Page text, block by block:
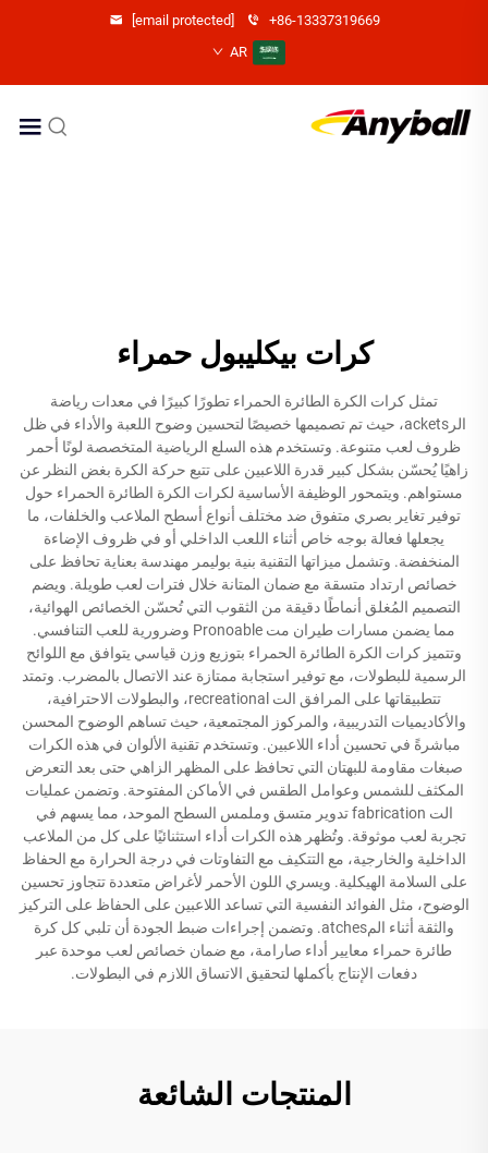
+86-13337319669
[email protected]
AR
كرات بيكليبول حمراء
تمثل كرات الكرة الطائرة الحمراء تطورًا كبيرًا في معدات رياضة
الرackets، حيث تم تصميمها خصيصًا لتحسين وضوح اللعبة والأداء في ظل
ظروف لعب متنوعة. وتستخدم هذه السلع الرياضية المتخصصة لونًا أحمر
زاهيًا يُحسّن بشكل كبير قدرة اللاعبين على تتبع حركة الكرة بغض النظر عن
مستواهم. ويتمحور الوظيفة الأساسية لكرات الكرة الطائرة الحمراء حول
توفير تغاير بصري متفوق ضد مختلف أنواع أسطح الملاعب والخلفات، ما
يجعلها فعالة بوجه خاص أثناء اللعب الداخلي أو في ظروف الإضاءة
المنخفضة. وتشمل ميزاتها التقنية بنية بوليمر مهندسة بعناية تحافظ على
خصائص ارتداد متسقة مع ضمان المتانة خلال فترات لعب طويلة. ويضم
التصميم المُغلق أنماطًا دقيقة من الثقوب التي تُحسّن الخصائص الهوائية،
مما يضمن مسارات طيران مت Pronoable وضرورية للعب التنافسي.
وتتميز كرات الكرة الطائرة الحمراء بتوزيع وزن قياسي يتوافق مع اللوائح
الرسمية للبطولات، مع توفير استجابة ممتازة عند الاتصال بالمضرب. وتمتد
تتطبيقاتها على المرافق الت recreational، والبطولات الاحترافية،
والأكاديميات التدريبية، والمركوز المجتمعية، حيث تساهم الوضوح المحسن
مباشرةً في تحسين أداء اللاعبين. وتستخدم تقنية الألوان في هذه الكرات
صبغات مقاومة للبهتان التي تحافظ على المظهر الزاهي حتى بعد التعرض
المكثف للشمس وعوامل الطقس في الأماكن المفتوحة. وتضمن عمليات
الت fabrication تدوير متسق وملمس السطح الموحد، مما يسهم في
تجربة لعب موثوقة. وتُظهر هذه الكرات أداء استثنائيًا على كل من الملاعب
الداخلية والخارجية، مع التتكيف مع التفاوتات في درجة الحرارة مع الحفاظ
على السلامة الهيكلية. ويسري اللون الأحمر لأغراض متعددة تتجاوز تحسين
الوضوح، مثل الفوائد النفسية التي تساعد اللاعبين على الحفاظ على التركيز
والثقة أثناء المatches. وتضمن إجراءات ضبط الجودة أن تلبي كل كرة
طائرة حمراء معايير أداء صارامة، مع ضمان خصائص لعب موحدة عبر
دفعات الإنتاج بأكملها لتحقيق الاتساق اللازم في البطولات.
المنتجات الشائعة